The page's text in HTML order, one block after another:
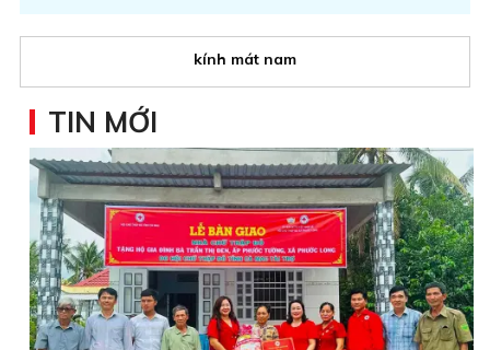
kính mát nam
TIN MỚI